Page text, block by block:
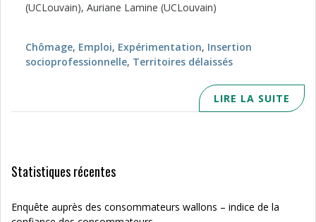
(UCLouvain), Auriane Lamine (UCLouvain)
Chômage, Emploi, Expérimentation, Insertion
socioprofessionnelle, Territoires délaissés
LIRE LA SUITE
Statistiques récentes
Enquête auprès des consommateurs wallons – indice de la